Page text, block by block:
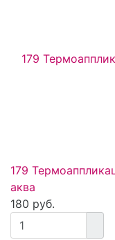
179
аква
180 руб.